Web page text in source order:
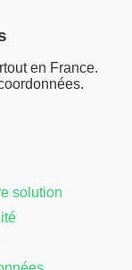
en France.
solution